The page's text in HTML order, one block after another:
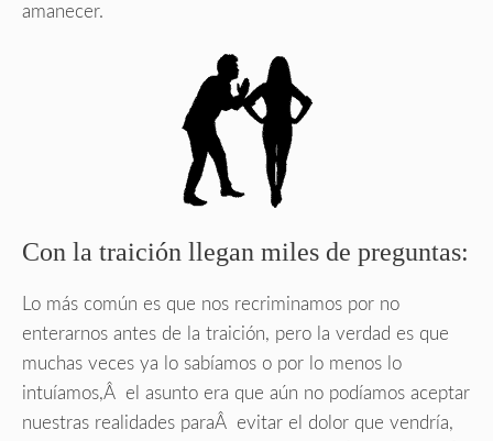
amanecer.
Con la traición llegan miles de preguntas:
Lo más común es que nos recriminamos por no
enterarnos antes de la traición, pero la verdad es que
muchas veces ya lo sabíamos o por lo menos lo
intuíamos,Â el asunto era que aún no podíamos aceptar
nuestras realidades paraÂ evitar el dolor que vendría,